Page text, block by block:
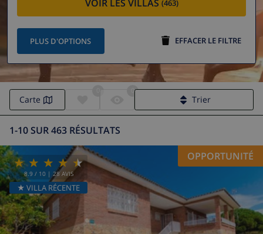
VOIR LES VILLAS (463)
PLUS D'OPTIONS EFFACER LE FILTRE
1-10 SUR 463 RÉSULTATS
Carte Trier
8.9 / 10 | 28 AVIS
★ VILLA RÉCENTE
OPPORTUNITÉ